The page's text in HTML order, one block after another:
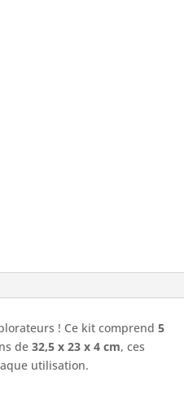
! Ce kit comprend5
de32,5 x 23 x 4 cm, ces
utilisation.